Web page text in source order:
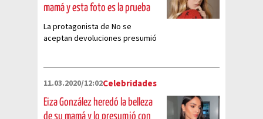
mamá y esta foto es la prueba
La protagonista de No se
aceptan devoluciones presumió
11.03.2020/12:02Celebridades
Eiza González heredó la belleza
de su mamá y lo presumió con